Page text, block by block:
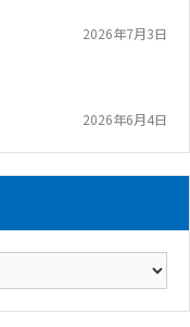
2026年7月3日
2026年6月4日